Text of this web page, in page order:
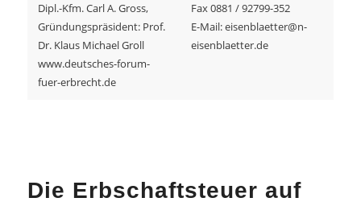
Dipl.-Kfm. Carl A. Gross,
Gründungspräsident: Prof.
Dr. Klaus Michael Groll
www.deutsches-forum-
fuer-erbrecht.de
Fax 0881 / 92799-352
E-Mail: eisenblaetter@n-
eisenblaetter.de
Die Erbschaftsteuer auf